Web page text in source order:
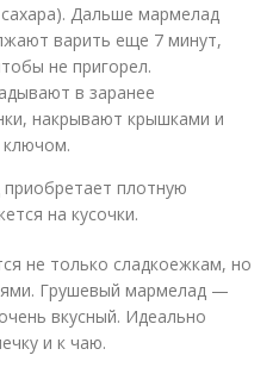
Дальше мармелад
варить еще 7 минут,
не пригорел.
в заранее
накрывают крышками и
плотную
на кусочки.
не только сладкоежкам, но
Грушевый мармелад —
вкусный. Идеально
и к чаю.